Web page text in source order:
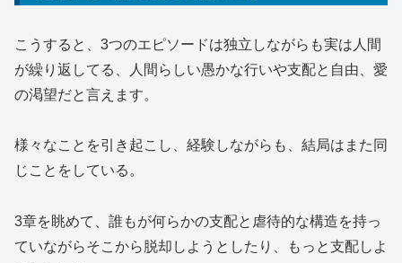
こうすると、3つのエピソードは独立しながらも実は人間
が繰り返してる、人間らしい愚かな行いや支配と自由、愛
の渇望だと言えます。
様々なことを引き起こし、経験しながらも、結局はまた同
じことをしている。
3章を眺めて、誰もが何らかの支配と虐待的な構造を持っ
ていながらそこから脱却しようとしたり、もっと支配しよ